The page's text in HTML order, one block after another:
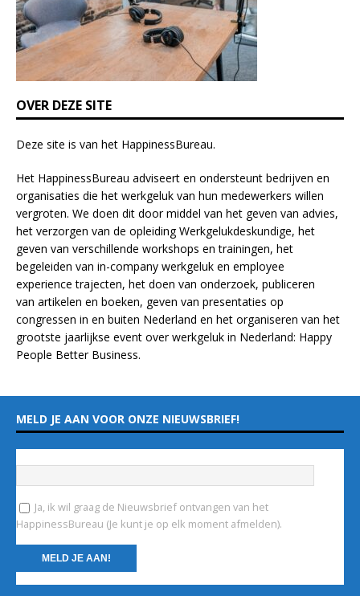
d
b
l
n
k
.
OVER DEZE SITE
Deze site is van het HappinessBureau.
Het HappinessBureau adviseert en ondersteunt bedrijven en
organisaties die het werkgeluk van hun medewerkers willen
vergroten. We doen dit door middel van het geven van advies,
het verzorgen van de opleidingWerkgelukdeskundige, het
geven van verschillende workshops en trainingen, het
begeleiden van in-company werkgeluk en employee
experiencetrajecten, het doen van onderzoek, publiceren
van artikelen en boeken, geven van presentaties op
congressen in en buiten Nederland en het organiseren van het
grootste jaarlijkse event over werkgeluk in Nederland: Happy
People Better Business.
MELD JE AAN VOOR ONZE NIEUWSBRIEF!
Ja, ik wil graag de Nieuwsbrief ontvangen van het
HappinessBureau (Je kunt je op elk moment afmelden).